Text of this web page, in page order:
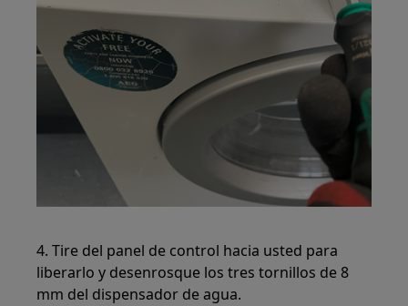
4. Tire del panel de control hacia usted para
liberarlo y desenrosque los tres tornillos de 8
mm del dispensador de agua.